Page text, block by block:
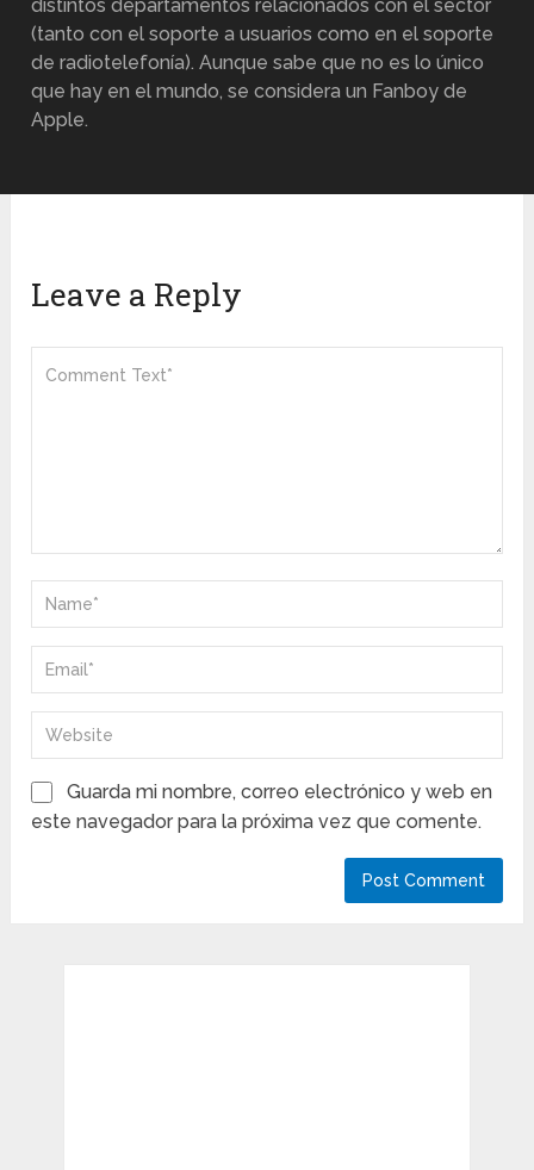
distintos departamentos relacionados con el sector
(tanto con el soporte a usuarios como en el soporte
de radiotelefonía). Aunque sabe que no es lo único
que hay en el mundo, se considera un Fanboy de
Apple.
Leave a Reply
Guarda mi nombre, correo electrónico y web en
este navegador para la próxima vez que comente.